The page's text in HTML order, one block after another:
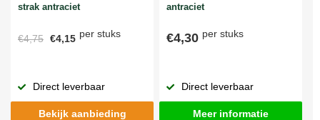
strak antraciet
€4,75 €4,15 per stuks
Direct leverbaar
Bekijk aanbieding
antraciet
€4,30 per stuks
Direct leverbaar
Meer informatie